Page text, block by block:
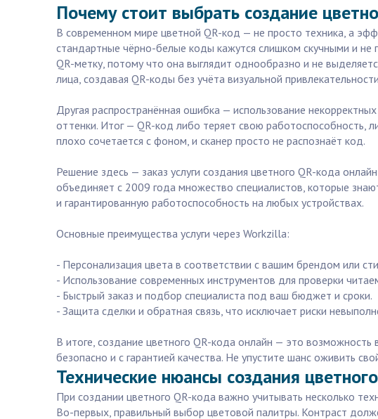
Почему стоит выбрать создание
В современном мире цветной QR-код — не просто техника, а
стандартные чёрно-белые коды кажутся слишком скучными и не
QR-метку, потому что она выглядит однообразно и не
лица, создавая QR-коды без учёта визуальной
Другая распространённая ошибка — использование
оттенки. Итог — QR-код либо теряет свою работоспособность,
плохо сочетается с фоном, и сканер просто не распознаёт код.
Решение здесь — заказ услуги создания цветного QR-кода
объединяет с 2009 года множество специалистов, которые
и гарантированную работоспособность на любых устройствах.
Основные преимущества услуги через Workzilla:
- Персонализация цвета в соответствии с вашим брендом или
- Использование современных инструментов для проверки
- Быстрый заказ и подбор специалиста под ваш бюджет и сроки.
- Защита сделки и обратная связь, что исключает риски
В итоге, создание цветного QR-кода онлайн — это
безопасно и с гарантией качества. Не упустите шанс оживить
Технические нюансы создания
При создании цветного QR-кода важно учитывать несколько
Во-первых, правильный выбор цветовой палитры. Контраст